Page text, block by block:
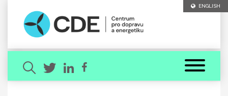
ENGLISH